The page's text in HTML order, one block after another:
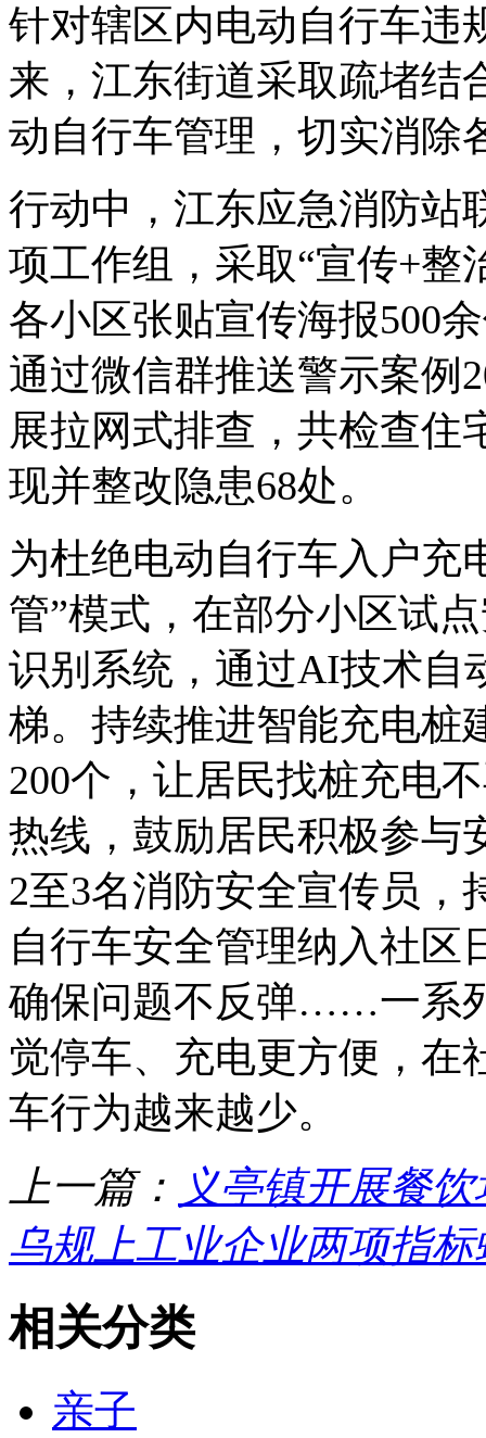
针对辖区内电动自行车违
来，江东街道采取疏堵结
动自行车管理，切实消除
行动中，江东应急消防站
项工作组，采取“宣传+整
各小区张贴宣传海报500
通过微信群推送警示案例
展拉网式排查，共检查住
现并整改隐患68处。
为杜绝电动自行车入户充
管”模式，在部分小区试
识别系统，通过AI技术自
梯。持续推进智能充电桩
200个，让居民找桩充电
热线，鼓励居民积极参与
2至3名消防安全宣传员，
自行车安全管理纳入社区
确保问题不反弹……一系
觉停车、充电更方便，在
车行为越来越少。
上一篇： 义亭镇开展餐
乌规上工业企业两项指
相关分类
亲子